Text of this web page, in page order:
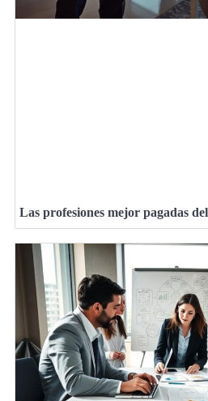
Las profesiones mejor pagadas